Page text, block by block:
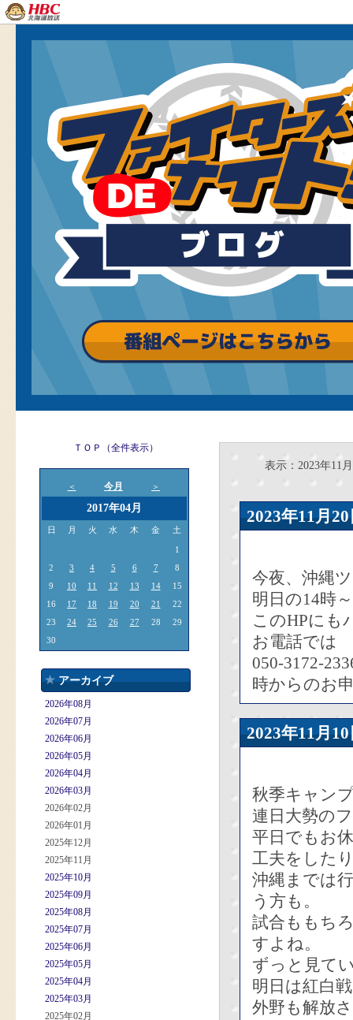
ＴＯＰ（全件表示）
＜ 今月 ＞
2017年04月
日 月 火 水 木 金 土
1
2
3 4 5 6 7
8
9
10 11 12 13 14
15
16
17 18 19 20 21
22
23
24 25 26 27 28
29
30
アーカイブ
2026年08月
2026年07月
2026年06月
2026年05月
2026年04月
2026年03月
2026年02月
2026年01月
2025年12月
2025年11月
2025年10月
2025年09月
2025年08月
2025年07月
2025年06月
2025年05月
2025年04月
2025年03月
2025年02月
表示：2023年11月
2023年11
今夜、沖縄
明日の14時
このHPにも
お電話では
050-3172-
時からのお
2023年11
秋季キャン
連日大勢の
平日でもお
工夫をした
沖縄までは
う方も。
試合ももち
すよね。
ずっと見て
明日は紅白
外野も解放